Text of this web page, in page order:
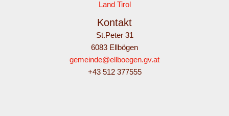
Land Tirol
Kontakt
St.Peter 31
6083 Ellbögen
gemeinde@ellboegen.gv.at
+43 512 377555